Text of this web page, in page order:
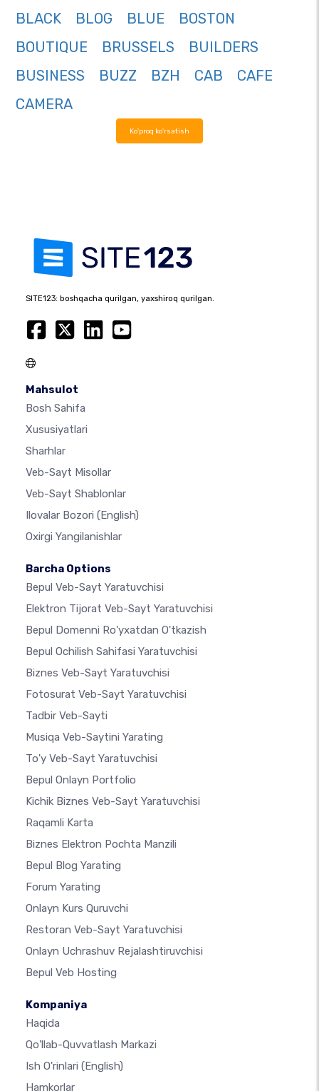
BLACK
BLOG BLUE
BOSTON
BOUTIQUE
BRUSSELS
BUILDERS
BUSINESS
BUZZ BZH CAB
CAFE
CAMERA
Ko'proq ko'rsatish
SITE123: boshqacha qurilgan, yaxshiroq qurilgan.
Mahsulot
Bosh Sahifa
Xususiyatlari
Sharhlar
Veb-Sayt Misollar
Veb-Sayt Shablonlar
Ilovalar Bozori (English)
Oxirgi Yangilanishlar
Barcha Options
Bepul Veb-Sayt Yaratuvchisi
Elektron Tijorat Veb-Sayt Yaratuvchisi
Bepul Domenni Ro'yxatdan O'tkazish
Bepul Ochilish Sahifasi Yaratuvchisi
Biznes Veb-Sayt Yaratuvchisi
Fotosurat Veb-Sayt Yaratuvchisi
Tadbir Veb-Sayti
Musiqa Veb-Saytini Yarating
To'y Veb-Sayt Yaratuvchisi
Bepul Onlayn Portfolio
Kichik Biznes Veb-Sayt Yaratuvchisi
Raqamli Karta
Biznes Elektron Pochta Manzili
Bepul Blog Yarating
Forum Yarating
Onlayn Kurs Quruvchi
Restoran Veb-Sayt Yaratuvchisi
Onlayn Uchrashuv Rejalashtiruvchisi
Bepul Veb Hosting
Kompaniya
Haqida
Qo'llab-Quvvatlash Markazi
Ish O'rinlari (English)
Hamkorlar